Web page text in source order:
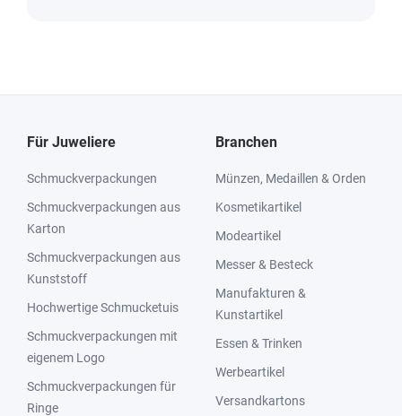
Für Juweliere
Schmuckverpackungen
Schmuckverpackungen aus
Karton
Schmuckverpackungen aus
Kunststoff
Hochwertige Schmucketuis
Schmuckverpackungen mit
eigenem Logo
Schmuckverpackungen für
Ringe
Branchen
Münzen, Medaillen & Orden
Kosmetikartikel
Modeartikel
Messer & Besteck
Manufakturen &
Kunstartikel
Essen & Trinken
Werbeartikel
Versandkartons